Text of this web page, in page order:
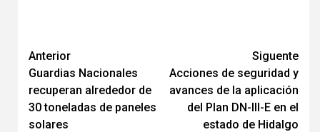
Navegación
de
entradas
Anterior
Guardias Nacionales
recuperan alrededor de
30 toneladas de paneles
solares
Siguente
Acciones de seguridad y
avances de la aplicación
del Plan DN-III-E en el
estado de Hidalgo